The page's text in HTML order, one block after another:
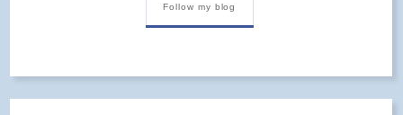
Follow my blog